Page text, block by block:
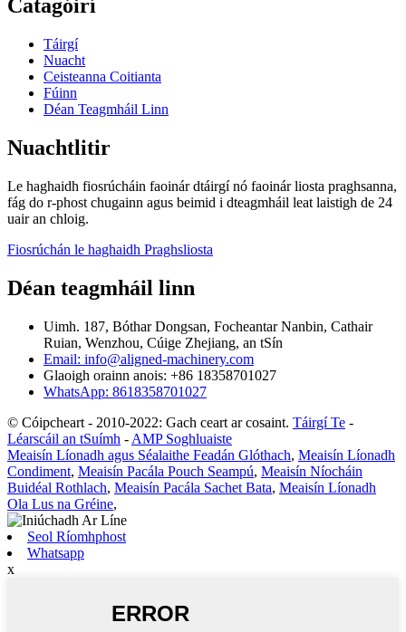
Catagóirí
Táirgí
Nuacht
Ceisteanna Coitianta
Fúinn
Déan Teagmháil Linn
Nuachtlitir
Le haghaidh fiosrúcháin faoinár dtáirgí nó faoinár liosta praghsanna,
fág do r-phost chugainn agus beimid i dteagmháil leat laistigh de 24
uair an chloig.
Fiosrúchán le haghaidh Praghsliosta
Déan teagmháil linn
Uimh. 187, Bóthar Dongsan, Focheantar Nanbin, Cathair
Ruian, Wenzhou, Cúige Zhejiang, an tSín
Email: info@aligned-machinery.com
Glaoigh orainn anois: +86 18358701027
WhatsApp: 8618358701027
© Cóipcheart - 2010-2022: Gach ceart ar cosaint. Táirgí Te -
Léarscáil an tSuímh - AMP Soghluaiste
Meaisín Líonadh agus Séalaithe Feadán Glóthach, Meaisín Líonadh
Condiment, Meaisín Pacála Pouch Seampú, Meaisín Níocháin
Buidéal Rothlach, Meaisín Pacála Sachet Bata, Meaisín Líonadh
Ola Lus na Gréine,
Seol Ríomhphost
Whatsapp
x